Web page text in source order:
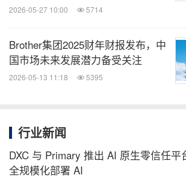
2026-05-27 10:00 5714
Brother集团2025财年财报发布，中
国市场未来发展潜力备受关注
2026-05-13 11:18 5395
行业新闻
DXC 与 Primary 推出 AI 原生零信任平
全规模化部署 AI